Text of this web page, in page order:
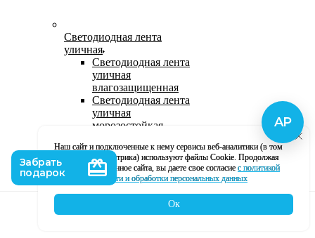
Светодиодная лента
уличная
Светодиодная лента
уличная
влагозащищенная
Светодиодная лента
уличная
морозостойкая
светодиодная лента
220В
Светодиодная лента
уличная в силиконе
Наш сайт и подключенные к нему сервисы веб-аналитики (в том
числе, Яндекс Метрика) используют файлы Cookie. Продолжая
использование данное сайта, вы даете свое согласие с политикой
кофиденциальности и обработки персональных данных
Ок